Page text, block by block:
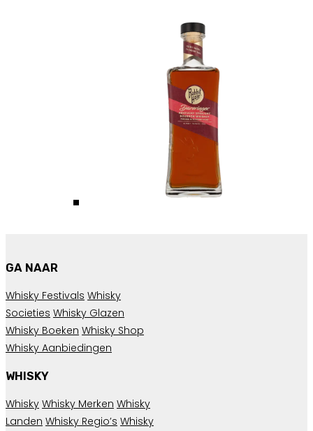
GA NAAR
Whisky Festivals Whisky
Societies Whisky Glazen
Whisky Boeken Whisky Shop
Whisky Aanbiedingen
WHISKY
Whisky Whisky Merken Whisky
Landen Whisky Regio’s Whisky